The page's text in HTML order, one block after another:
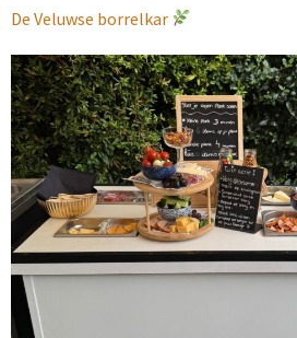
De Veluwse borrelkar